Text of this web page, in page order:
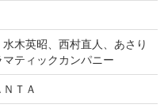
木英昭、西村直人、あさり
ティックカンパニー
ＴＡ